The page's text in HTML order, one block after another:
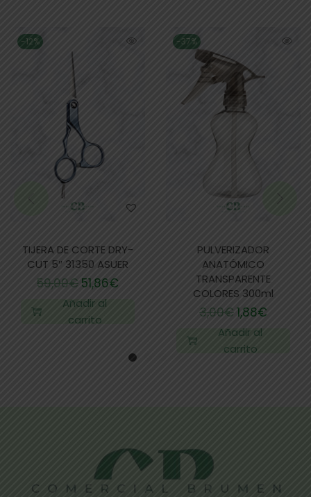
-12%
TIJERA DE CORTE DRY-
CUT 5″ 31350 ASUER
59,00€ 51,86€
Añadir al
carrito
-37%
PULVERIZADOR
ANATÓMICO
TRANSPARENTE
COLORES 300ml
3,00€ 1,88€
Añadir al
carrito